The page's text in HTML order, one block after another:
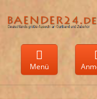
Menü